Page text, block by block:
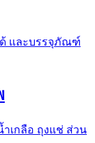
และบรรจุภัณฑ์
เกลือ ถุงแช่ ส่วน